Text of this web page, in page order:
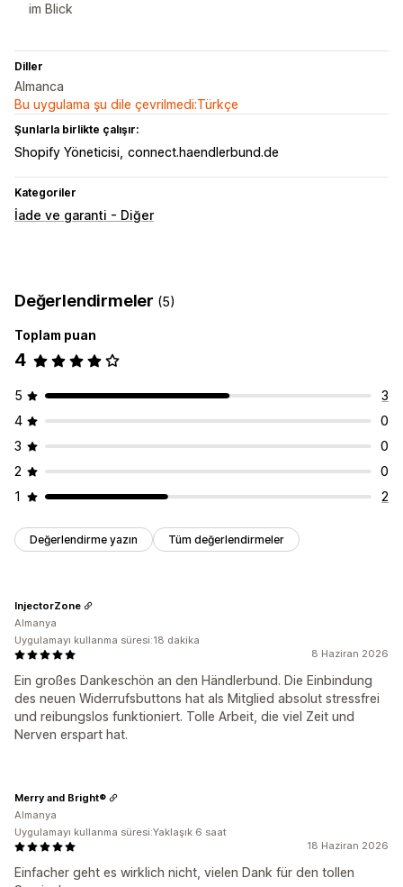
im Blick
Diller
Almanca
Bu uygulama şu dile çevrilmedi:Türkçe
Şunlarla birlikte çalışır:
Shopify Yöneticisi connect.haendlerbund.de
Kategoriler
İade ve garanti - Diğer
Değerlendirmeler (5)
Toplam puan
4
5
3
4
0
3
0
2
0
1
2
Değerlendirme yazın Tüm değerlendirmeler
8 Haziran 2026
Ein großes Dankeschön an den Händlerbund. Die Einbindung
des neuen Widerrufsbuttons hat als Mitglied absolut stressfrei
und reibungslos funktioniert. Tolle Arbeit, die viel Zeit und
Nerven erspart hat.
InjectorZone
Almanya
Uygulamayı kullanma süresi:18 dakika
18 Haziran 2026
Einfacher geht es wirklich nicht, vielen Dank für den tollen
Merry and Bright®
Almanya
Uygulamayı kullanma süresi:Yaklaşık 6 saat